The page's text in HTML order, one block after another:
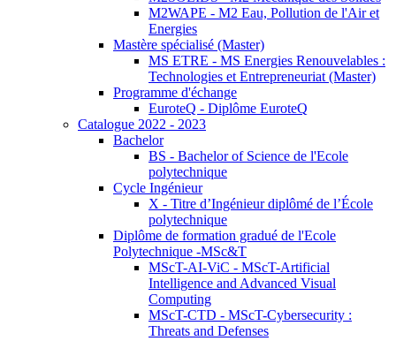
M2WAPE - M2 Eau, Pollution de l'Air et
Energies
Mastère spécialisé (Master)
MS ETRE - MS Energies Renouvelables :
Technologies et Entrepreneuriat (Master)
Programme d'échange
EuroteQ - Diplôme EuroteQ
Catalogue 2022 - 2023
Bachelor
BS - Bachelor of Science de l'Ecole
polytechnique
Cycle Ingénieur
X - Titre d’Ingénieur diplômé de l’École
polytechnique
Diplôme de formation gradué de l'Ecole
Polytechnique -MSc&T
MScT-AI-ViC - MScT-Artificial
Intelligence and Advanced Visual
Computing
MScT-CTD - MScT-Cybersecurity :
Threats and Defenses